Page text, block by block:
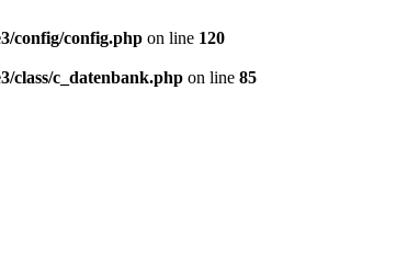
config/config.php on line 120
class/c_datenbank.php on line 85